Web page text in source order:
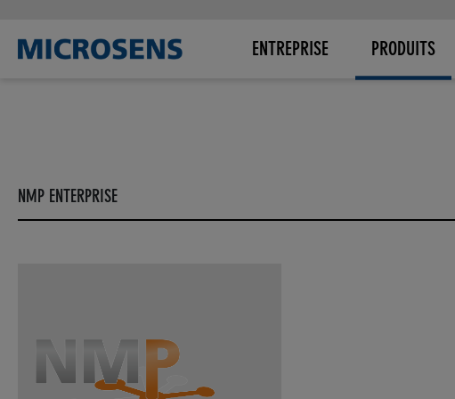
ENTREPRISE PRODUITS
NMP ENTERPRISE